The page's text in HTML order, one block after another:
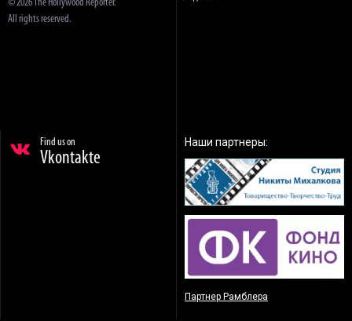
© 2026 The Hollywood Reporter.
All rights reserved.
Find us on
Vkontakte
Наши партнеры:
Партнер Рамблера